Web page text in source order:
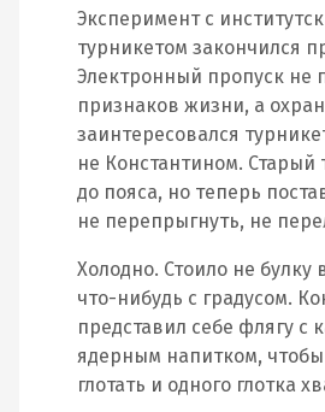
Эксперимент с
турникетом закончился
Электронный пропуск не
признаков жизни, а
заинтересовался
не Константином. Старый
до пояса, но теперь
не перепрыгнуть, не
Холодно. Стоило не булку
что-нибудь с градусом.
представил себе флягу с
ядерным напитком,
глотать и одного глотка